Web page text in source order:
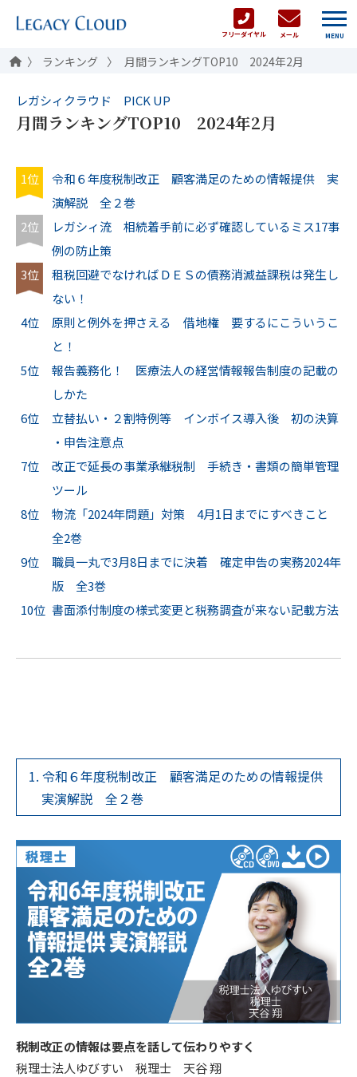
フリーダイヤル メール MENU
ランキング 月間ランキングTOP10 2024年2月
レガシィクラウド PICK UP
月間ランキングTOP10 2024年2月
1位
令和６年度税制改正 顧客満足のための情報提供 実
演解説 全２巻
2位
レガシィ流 相続着手前に必ず確認しているミス17事
例の防止策
3位
租税回避でなければＤＥＳの債務消滅益課税は発生し
ない！
4位
原則と例外を押さえる 借地権 要するにこういうこ
と！
5位
報告義務化！ 医療法人の経営情報報告制度の記載の
しかた
6位
立替払い・２割特例等 インボイス導入後 初の決算
・申告注意点
7位
改正で延長の事業承継税制 手続き・書類の簡単管理
ツール
8位
物流「2024年問題」対策 4月1日までにすべきこと
全2巻
9位
職員一丸で3月8日までに決着 確定申告の実務2024年
版 全3巻
10位 書面添付制度の様式変更と税務調査が来ない記載方法
1. 令和６年度税制改正 顧客満足のための情報提供
実演解説 全２巻
税制改正の情報は要点を話して伝わりやすく
税理士法人ゆびすい 税理士 天谷 翔